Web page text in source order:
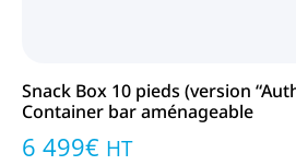
Snack Box 10 pieds (version
Container bar aménageable
6 499€ HT